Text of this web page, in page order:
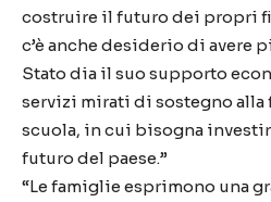
costruire il futuro dei propri
c’è anche desiderio di avere
Stato dia il suo supporto
servizi mirati di sostegno
scuola, in cui bisogna
futuro del paese.”
“Le famiglie esprimono una